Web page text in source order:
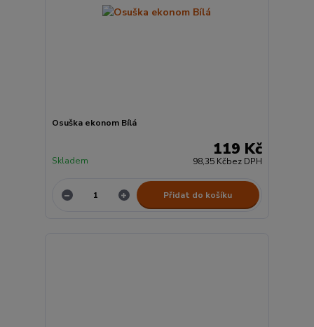
Osuška ekonom Bílá
119 Kč
98,35 Kčbez DPH
Skladem
Přidat do košíku